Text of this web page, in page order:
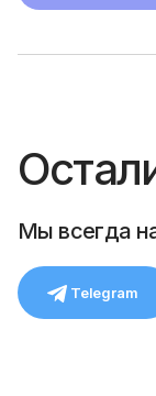
Мы всегда
Telegram